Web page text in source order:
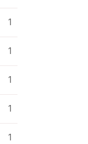
1
1
1
1
1